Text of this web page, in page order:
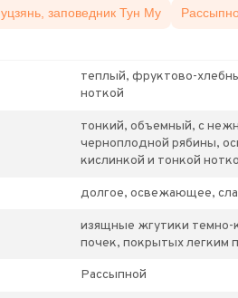
заповедник Тун Му
теплый, фруктово-
ноткой
тонкий, объемный, с
черноплодной рябины,
кислинкой и тонкой
долгое, освежающее,
изящные жгутики темно-
почек, покрытых легким
Рассыпной